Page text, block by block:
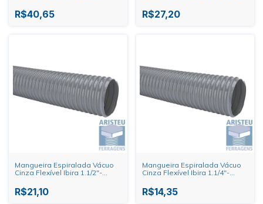
R$40,65 R$27,20
Mangueira Espiralada Vácuo
Cinza Flexível Ibira 1.1/2"-
R$21,10
Mangueira Espiralada Vácuo
Cinza Flexível Ibira 1.1/4"-
R$14,35